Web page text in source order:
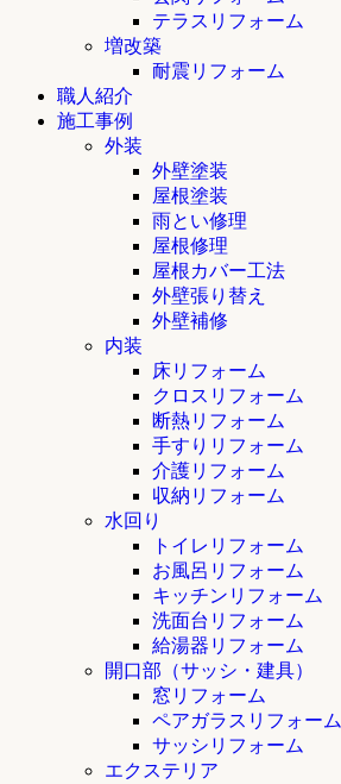
テラスリフォーム
増改築
耐震リフォーム
職人紹介
施工事例
外装
外壁塗装
屋根塗装
雨とい修理
屋根修理
屋根カバー工法
外壁張り替え
外壁補修
内装
床リフォーム
クロスリフォーム
断熱リフォーム
手すりリフォーム
介護リフォーム
収納リフォーム
水回り
トイレリフォーム
お風呂リフォーム
キッチンリフォーム
洗面台リフォーム
給湯器リフォーム
開口部（サッシ・建具）
窓リフォーム
ペアガラスリフォーム
サッシリフォーム
エクステリア